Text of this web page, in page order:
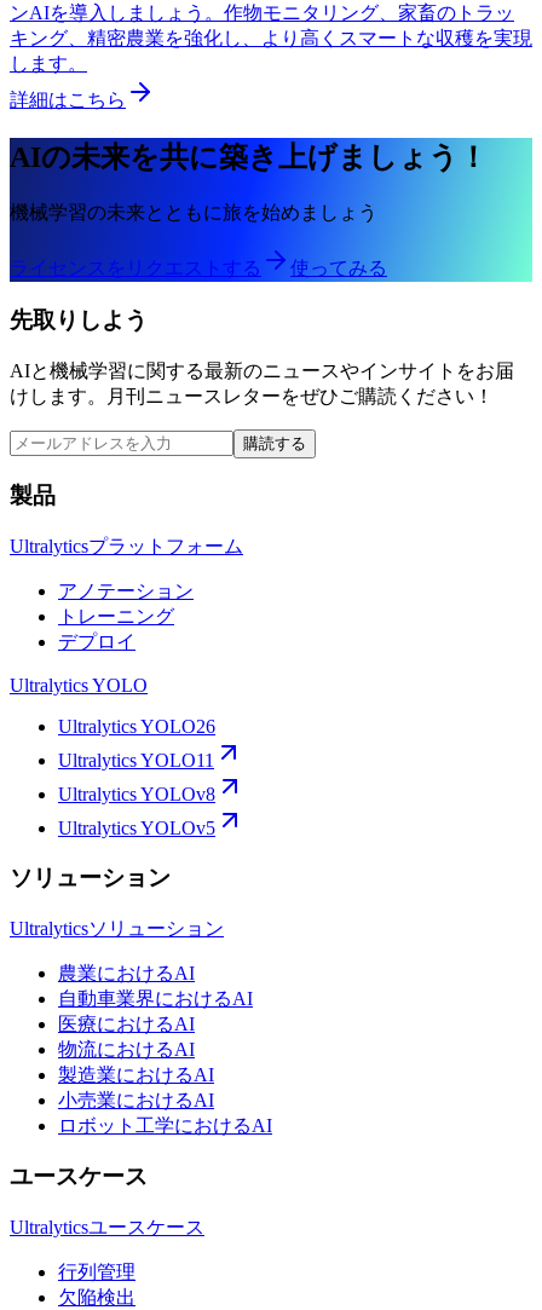
ンAIを導入しましょう。作物モニタリング、家畜のトラッ
キング、精密農業を強化し、より高くスマートな収穫を実現
します。
詳細はこちら
AIの未来を共に築き上げましょう！
機械学習の未来とともに旅を始めましょう
ライセンスをリクエストする 使ってみる
先取りしよう
AIと機械学習に関する最新のニュースやインサイトをお届
けします。月刊ニュースレターをぜひご購読ください！
購読する
製品
Ultralyticsプラットフォーム
アノテーション
トレーニング
デプロイ
Ultralytics YOLO
Ultralytics YOLO26
Ultralytics YOLO11
Ultralytics YOLOv8
Ultralytics YOLOv5
ソリューション
Ultralyticsソリューション
農業におけるAI
自動車業界におけるAI
医療におけるAI
物流におけるAI
製造業におけるAI
小売業におけるAI
ロボット工学におけるAI
ユースケース
Ultralyticsユースケース
行列管理
欠陥検出